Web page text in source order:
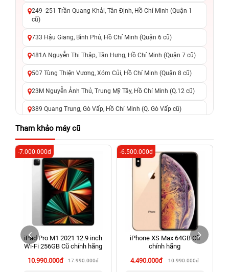
249 -251 Trần Quang Khải, Tân Định, Hồ Chí Minh (Quận 1
cũ)
733 Hậu Giang, Bình Phú, Hồ Chí Minh (Quận 6 cũ)
481A Nguyễn Thị Thập, Tân Hưng, Hồ Chí Minh (Quận 7 cũ)
507 Tùng Thiện Vương, Xóm Củi, Hồ Chí Minh (Quận 8 cũ)
23M Nguyễn Ảnh Thủ, Trung Mỹ Tây, Hồ Chí Minh (Q.12 cũ)
389 Quang Trung, Gò Vấp, Hồ Chí Minh (Q. Gò Vấp cũ)
625 - 625A Âu Cơ, Tân Phú, Hồ Chí Minh (Quận Tân Phú cũ)
326 Lê Văn Việt, Tăng Nhơn Phú, Hồ Chí Minh (Q.9 TP. Thủ
Đức cũ)
256 Võ Văn Ngân, Thủ Đức, Hồ Chí Minh (Bình Thọ, TP. Thủ
Đức Cũ)
70 Nguyễn An Ninh, Dĩ An, Hồ Chí Minh (Bình Dương Cũ)
24h Vũng Tàu: 162A Ba Cu, Vũng Tàu, Hồ Chí Minh (TP. Vũng
Tàu cũ)
198 Hoàng Văn Thụ, Tân Sơn Nhất, Hồ Chí Minh (Tân Bình
cũ)
Tham khảo máy cũ
iPad Pro M1 2021 12.9 inch
Wi‑Fi 256GB Cũ chính hãng
10.990.000đ
17.990.000đ
-7.000.000đ
iPhone XS Max 64GB Cũ
chính hãng
4.490.000đ
10.990.000đ
-6.500.000đ